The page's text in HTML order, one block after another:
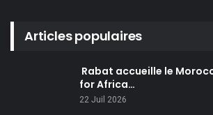
Articles populaires
Rabat accueille le
for Africa…
22 Juil 2026